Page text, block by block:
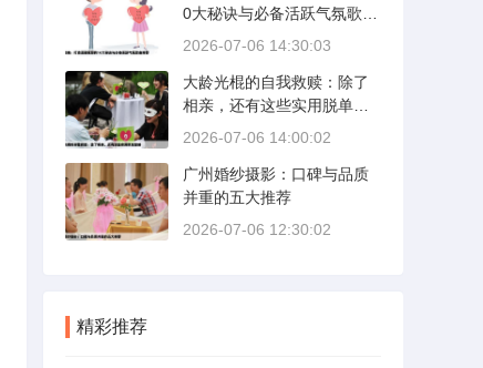
0大秘诀与必备活跃气氛歌曲
推荐
2026-07-06 14:30:03
大龄光棍的自我救赎：除了
相亲，还有这些实用脱单策
略
2026-07-06 14:00:02
广州婚纱摄影：口碑与品质
并重的五大推荐
2026-07-06 12:30:02
精彩推荐